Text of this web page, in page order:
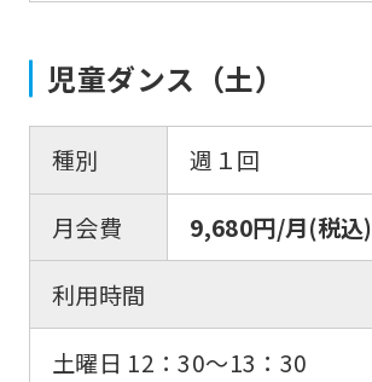
児童ダンス（土）
種別
週１回
月会費
9,680円/月(税込)
利用時間
土曜日 12：30〜13：30